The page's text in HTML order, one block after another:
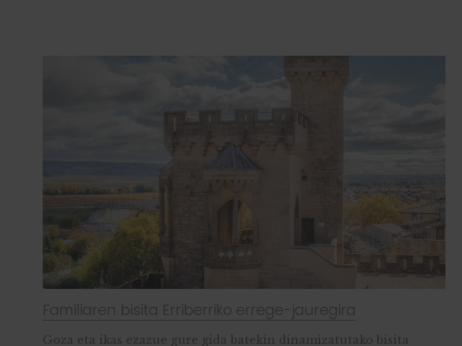
Familiaren bisita Erriberriko errege-jauregira
Goza eta ikas ezazue gure gida batekin dinamizatutako bisita